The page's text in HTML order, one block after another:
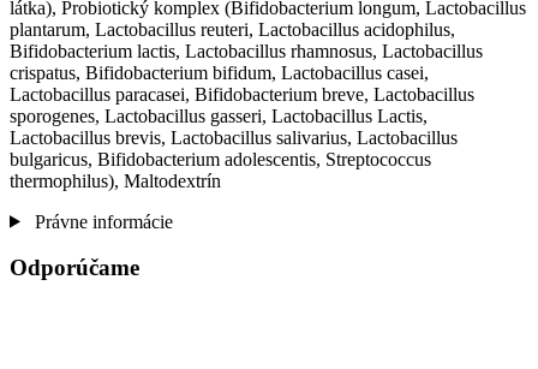
látka), Probiotický komplex (Bifidobacterium longum, Lactobacillus
plantarum, Lactobacillus reuteri, Lactobacillus acidophilus,
Bifidobacterium lactis, Lactobacillus rhamnosus, Lactobacillus
crispatus, Bifidobacterium bifidum, Lactobacillus casei,
Lactobacillus paracasei, Bifidobacterium breve, Lactobacillus
sporogenes, Lactobacillus gasseri, Lactobacillus Lactis,
Lactobacillus brevis, Lactobacillus salivarius, Lactobacillus
bulgaricus, Bifidobacterium adolescentis, Streptococcus
thermophilus), Maltodextrín
Právne informácie
Odporúčame